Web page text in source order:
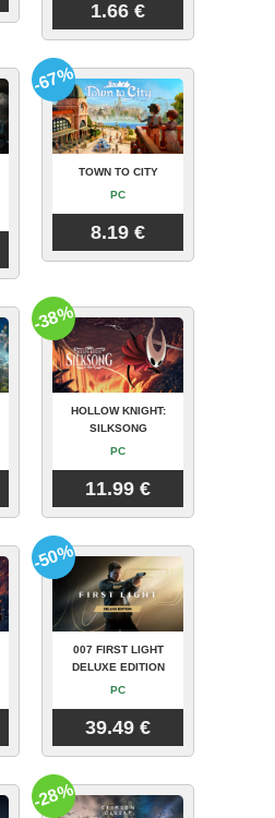
1.66 €
TOWN TO CITY
PC
8.19 €
-67%
HOLLOW KNIGHT:
SILKSONG
PC
11.99 €
-38%
007 FIRST LIGHT
DELUXE EDITION
PC
39.49 €
-50%
-28%